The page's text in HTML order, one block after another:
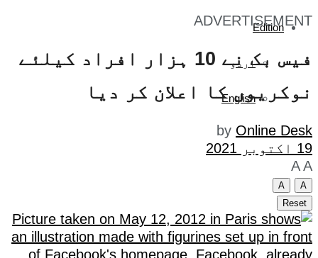
Edition
اردو
English
ADVERTISEMENT
فیس بک نے 10 ہزار افراد کیلئے
نوکریوں کا اعلان کر دیا
by Online Desk
19 اکتوبر 2021
A A
A
A
Reset